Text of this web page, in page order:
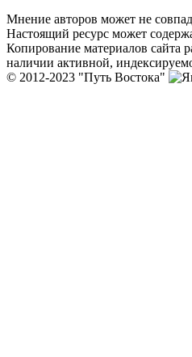
Мнение авторов может не
Настоящий ресурс может
Копирование материалов сайта
наличии активной,
© 2012-2023 "Путь Востока"